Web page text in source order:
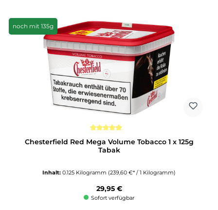
noch mit 135g
Chesterfield Red Mega Volume Tobacco 1 x 125g
Tabak
Inhalt: 0.125 Kilogramm (239,60 €* / 1 Kilogramm)
Regulärer Preis:
29,95 €
Sofort verfügbar